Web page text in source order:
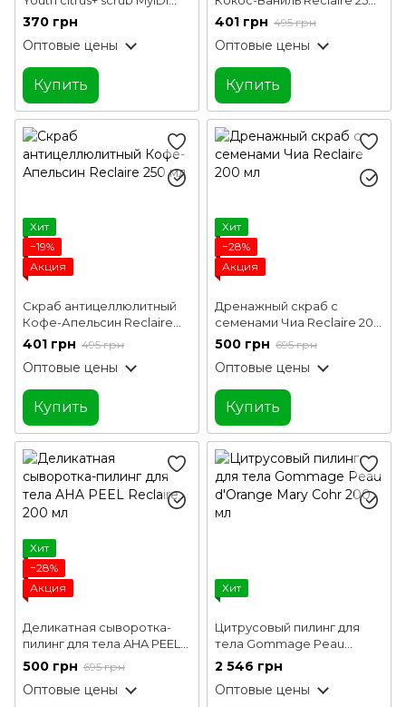
300 мл
370 грн
Оптовые цены
Купить
мл
401 грн 495 грн
Оптовые цены
Купить
Хит
−19%
Акция
Скраб антицеллюлитный
Кофе-Апельсин Reclaire
250 мл
401 грн 495 грн
Оптовые цены
Купить
Хит
−28%
Акция
Дренажный скраб с
семенами Чиа Reclaire 200
мл
500 грн 695 грн
Оптовые цены
Купить
Хит
−28%
Акция
Деликатная сыворотка-
пилинг для тела AHA PEEL
Reclaire 200 мл
500 грн 695 грн
Оптовые цены
Хит
Цитрусовый пилинг для
тела Gommage Peau
d'Orange Mary Cohr 200 мл
2 546 грн
Оптовые цены